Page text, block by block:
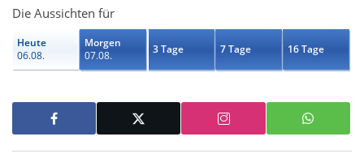
Die Aussichten für
Heute
06.08.
Morgen
07.08.
3 Tage 7 Tage 16 Tage